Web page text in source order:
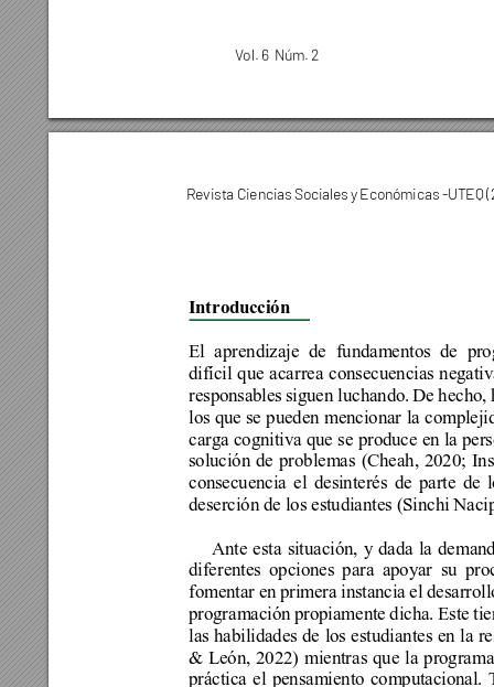
Vol. 6  Núm. 2
Revista Ciencias Sociales y Económicas -UTEQ
Introducción
El aprendizaje de fundamentos de
difícil que acarrea consecuencias
responsables siguen luchando. De hecho,
los que se pueden mencionar la
carga cognitiva que se produce en la
solución de problemas (Cheah, 2020;
consecuencia el desinterés de parte
deserción de los estudiantes (Sinchi
Ante esta situación, y dada la
diferentes opciones para apoyar su
fomentar en primera instancia el
programación propiamente dicha. Este
las habilidades de los estudiantes en la
& León, 2022) mientras que la
práctica el pensamiento computacional.